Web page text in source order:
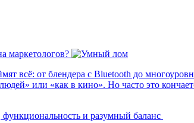
маркетологов?
от блендера с Bluetooth до
или «как в кино». Но часто это
и разумный баланс